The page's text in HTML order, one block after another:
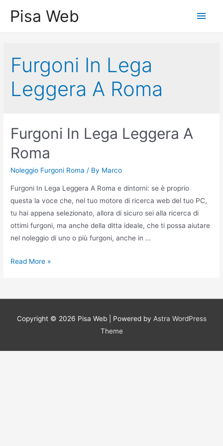
Pisa Web
Main
Furgoni In Lega
Leggera A Roma
Furgoni In Lega Leggera A
Roma
Noleggio Furgoni Roma / By Marco
Furgoni In Lega Leggera A Roma e dintorni: se è proprio
questa la voce che, nel tuo motore di ricerca web del tuo PC,
tu hai appena selezionato, allora di sicuro sei alla ricerca di
ottimi furgoni, ma anche della ditta ideale, che ti possa aiutare
nel noleggio di uno o più furgoni, anche in …
Furgoni
Leggera
Roma
Read More »
Copyright © 2026 Pisa Web| Powered by Astra WordPress
Theme